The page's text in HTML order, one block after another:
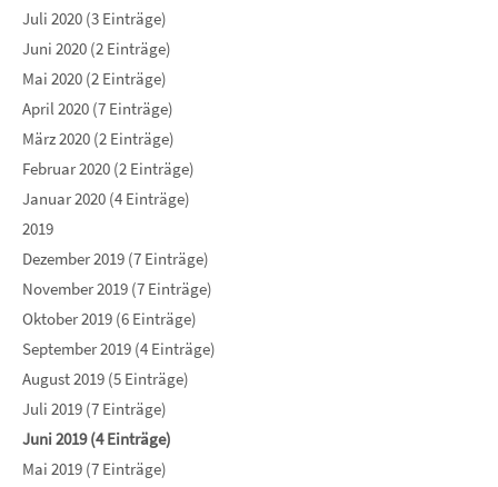
Juli 2020 (3 Einträge)
Juni 2020 (2 Einträge)
Mai 2020 (2 Einträge)
April 2020 (7 Einträge)
März 2020 (2 Einträge)
Februar 2020 (2 Einträge)
Januar 2020 (4 Einträge)
2019
Dezember 2019 (7 Einträge)
November 2019 (7 Einträge)
Oktober 2019 (6 Einträge)
September 2019 (4 Einträge)
August 2019 (5 Einträge)
Juli 2019 (7 Einträge)
Juni 2019 (4 Einträge)
Mai 2019 (7 Einträge)